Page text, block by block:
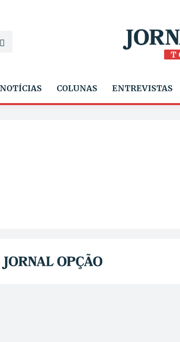
COLUNAS ENTREVISTAS